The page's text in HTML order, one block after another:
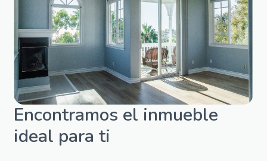
Encontramos el inmueble
ideal para ti